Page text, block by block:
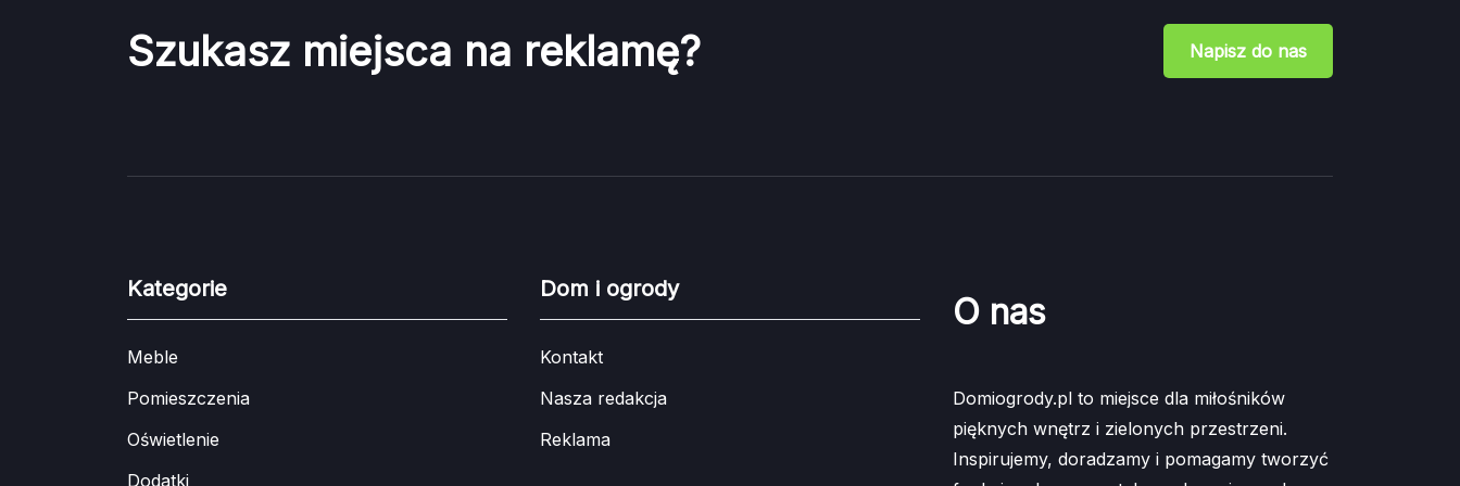
Szukasz miejsca na reklamę? Napisz do nas
Kategorie
Meble
Pomieszczenia
Oświetlenie
Dodatki
Dom i ogrody
Kontakt
Nasza redakcja
Reklama
O nas
Domiogrody.pl to miejsce dla miłośników
pięknych wnętrz i zielonych przestrzeni.
Inspirujemy, doradzamy i pomagamy tworzyć